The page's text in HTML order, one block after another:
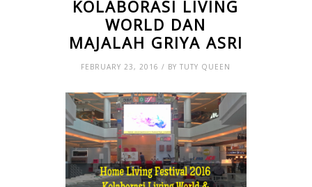
KOLABORASI LIVING
WORLD DAN
MAJALAH GRIYA ASRI
FEBRUARY 23, 2016 / BY TUTY QUEEN